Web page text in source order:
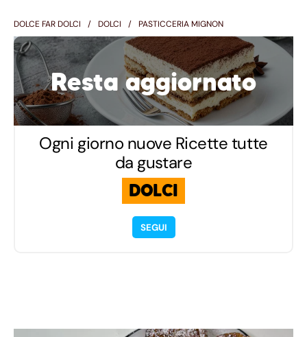
DOLCE FAR DOLCI DOLCI PASTICCERIA MIGNON
Resta aggiornato
Ogni giorno nuove Ricette tutte
da gustare
DOLCI
SEGUI